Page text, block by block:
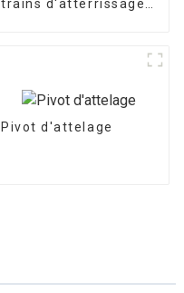
trains d'atterrissage
Pivot d'attelage